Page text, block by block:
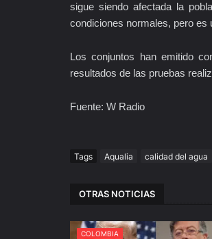
sigue siendo afectada la
condiciones normales, pero es
Los conjuntos han emitido
resultados de las pruebas
Fuente: W Radio
Tags Aqualia calidad del agua
OTRAS NOTICIAS
COLOMBIA